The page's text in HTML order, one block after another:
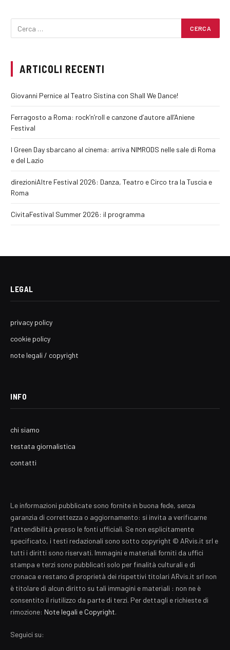
ARTICOLI RECENTI
Giovanni Pernice al Teatro Sistina con Shall We Dance!
Ferragosto a Roma: rock’n’roll e canzone d’autore all’Aniene
Festival
I Green Day sbarcano al cinema: arriva NIMRODS nelle sale di Roma
e del Lazio
direzioniAltre Festival 2026: Danza, Teatro e Circo tra la Tuscia e
Roma
CivitaFestival Summer 2026: il programma
LEGAL
privacy policy
cookie policy
note legali / copyright
INFO
chi siamo
testata giornalistica
contatti
Le informazioni pubblicate sono fornite in buona fede, senza
garanzia di correttezza o aggiornamento: si invita a verificarne
l'attendibilità presso le fonti ufficiali. Se non esplicitamente
specificato, i testi redazionali sono sotto copyright © ARvis.it srl e
tutti i diritti sono riservati. Immagini e materiali forniti da uffici
stampa e terzi sono pubblicati solo per finalità culturali e di
cronaca e restano di proprietà dei rispettivi titolari ARvis.it srl non
è titolare di alcun diritto su tali immagini e materiali : non ne è
consentito il riutilizzo da parte di terzi. Per dettagli e richieste di
rimozione: Note legali e Copyright.
Seguici su: